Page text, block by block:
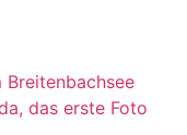
das erste Foto